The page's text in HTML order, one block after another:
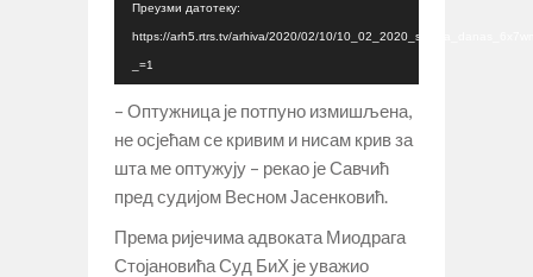
Преузми датотеку:
https://arh5.rtrs.tv/arhiva/2020/02/10/
_=1
– Оптужница је потпуно измишљена,
не осјећам се кривим и нисам крив за
шта ме оптужују – рекао је Савчић
пред судијом Весном Јасенковић.
Према ријечима адвоката Миодрага
Стојановића Суд БиХ је уважио